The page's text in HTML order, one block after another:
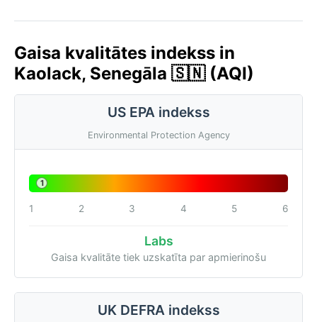
Gaisa kvalitātes indekss in
Kaolack, Senegāla 🇸🇳 (AQI)
US EPA indekss
Environmental Protection Agency
1
1 2 3 4 5 6
Labs
Gaisa kvalitāte tiek uzskatīta par apmierinošu
UK DEFRA indekss